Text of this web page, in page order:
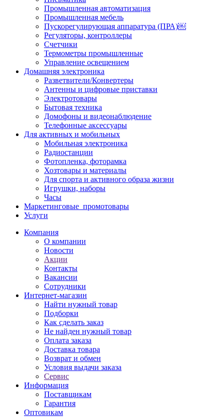
Промышленная автоматизация
Промышленная мебель
Пускорегулирующая аппаратура (ПРА)￼
Регуляторы, контроллеры
Счетчики
Термометры промышленные
Управление освещением
Домашняя электроника
Разветвители/Конвертеры
Антенны и цифровые приставки
Электротовары
Бытовая техника
Домофоны и видеонаблюдение
Телефонные аксессуары
Для активных и мобильных
Мобильная электроника
Радиостанции
Фотопленка, фоторамка
Хозтовары и материалы
Для спорта и активного образа жизни
Игрушки, наборы
Часы
Маркетинговые_промотовары
Услуги
Компания
О компании
Новости
Акции
Контакты
Вакансии
Сотрудники
Интернет-магазин
Найти нужный товар
Подборки
Как сделать заказ
Не найден нужный товар
Оплата заказа
Доставка товара
Возврат и обмен
Условия выдачи заказа
Сервис
Информация
Поставщикам
Гарантия
Оптовикам